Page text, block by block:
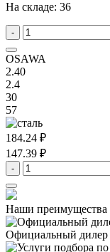
На складе: 36
-
OSAWA
2.40
2.4
30
57
184.24 ₽
147.39 ₽
-
Наши преимущества
Официальный дилер